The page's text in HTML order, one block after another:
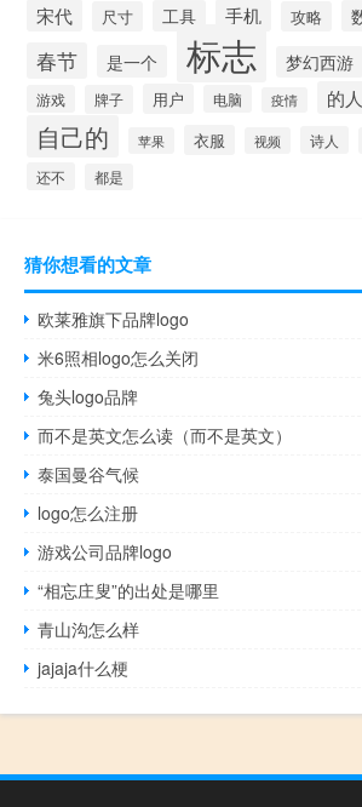
宋代 尺寸 工具 手机 攻略
春节 是一个 标志 梦幻西游
游戏 牌子 用户 电脑 疫情 的人
自己的 苹果 衣服 视频 诗人
还不 都是
猜你想看的文章
欧莱雅旗下品牌logo
米6照相logo怎么关闭
兔头logo品牌
而不是英文怎么读（而不是英文）
泰国曼谷气候
logo怎么注册
游戏公司品牌logo
“相忘庄叟”的出处是哪里
青山沟怎么样
jajaja什么梗